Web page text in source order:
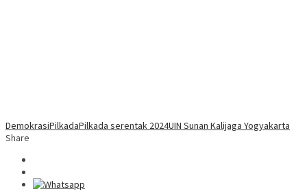
DemokrasiPilkadaPilkada serentak 2024UIN Sunan Kalijaga Yogyakarta
Share